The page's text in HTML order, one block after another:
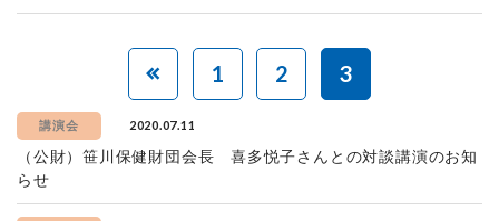
1 2 3
講演会 2020.07.11
（公財）笹川保健財団会長 喜多悦子さんとの対談講演のお知
らせ